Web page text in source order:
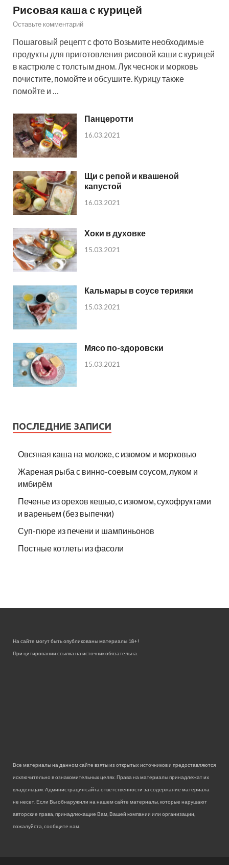
Рисовая каша с курицей
Оставьте комментарий
Пошаговый рецепт с фото Возьмите необходимые
продукты для приготовления рисовой каши с курицей
в кастрюле с толстым дном. Лук чеснок и морковь
почистите, помойте и обсушите. Курицу также
помойте и …
Панцеротти
16.03.2021
Щи с репой и квашеной
капустой
16.03.2021
Хоки в духовке
15.03.2021
Кальмары в соусе терияки
15.03.2021
Мясо по-здоровски
15.03.2021
ПОСЛЕДНИЕ ЗАПИСИ
Овсяная каша на молоке, с изюмом и морковью
Жареная рыба с винно-соевым соусом, луком и
имбирём
Печенье из орехов кешью, с изюмом, сухофруктами
и вареньем (без выпечки)
Суп-пюре из печени и шампиньонов
Постные котлеты из фасоли
На сайте могут быть опубликованы материалы 18+!
При цитировании ссылка на источник обязательна.
Все материалы на данном сайте взяты из открытых источников и предоставляются
исключительно в ознакомительных целях. Права на материалы принадлежат их
владельцам. Администрация сайта ответственности за содержание материала
не несет. Если Вы обнаружили на нашем сайте материалы, которые нарушают
авторские права, принадлежащие Вам, Вашей компании или организации,
пожалуйста, сообщите нам.